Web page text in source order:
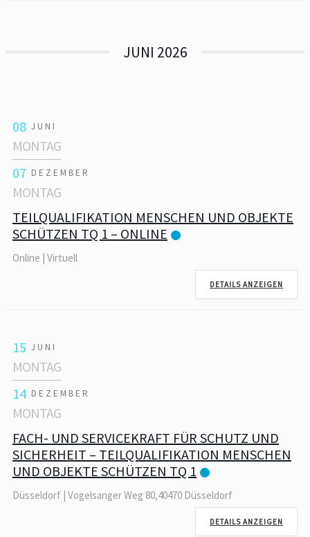
JUNI 2026
08 JUNI
MONTAG
07 DEZEMBER
MONTAG
TEILQUALIFIKATION MENSCHEN UND OBJEKTE
SCHÜTZEN TQ 1 – ONLINE
Online | Virtuell
DETAILS ANZEIGEN
15 JUNI
MONTAG
14 DEZEMBER
MONTAG
FACH- UND SERVICEKRAFT FÜR SCHUTZ UND
SICHERHEIT – TEILQUALIFIKATION MENSCHEN
UND OBJEKTE SCHÜTZEN TQ 1
Düsseldorf | Vogelsanger Weg 80,40470 Düsseldorf
DETAILS ANZEIGEN